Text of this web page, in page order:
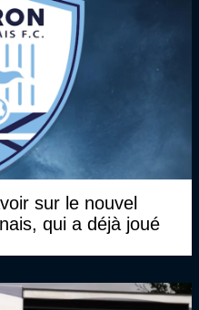
sur le nouvel
qui a déjà joué